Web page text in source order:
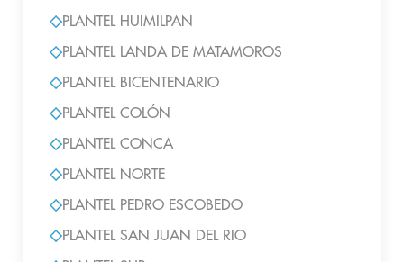
PLANTEL HUIMILPAN
PLANTEL LANDA DE MATAMOROS
PLANTEL BICENTENARIO
PLANTEL COLÓN
PLANTEL CONCA
PLANTEL NORTE
PLANTEL PEDRO ESCOBEDO
PLANTEL SAN JUAN DEL RIO